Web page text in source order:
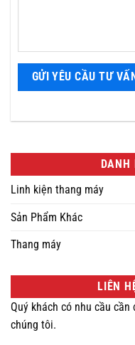
DANH
Linh kiện thang máy
Sản Phẩm Khác
Thang máy
LIÊN
Quý khách có nhu cầu
chúng tôi.